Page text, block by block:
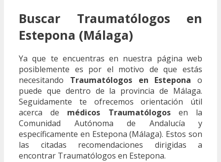
Buscar Traumatólogos en
Estepona (Málaga)
Ya que te encuentras en nuestra página web
posiblemente es por el motivo de que estás
necesitando Traumatólogos en Estepona o
puede que dentro de la provincia de Málaga.
Seguidamente te ofrecemos orientación útil
acerca de médicos Traumatólogosen la
Comunidad Autónoma de Andalucía y
específicamente en Estepona (Málaga). Estos son
las citadas recomendaciones dirigidas a
encontrar Traumatólogos en Estepona.